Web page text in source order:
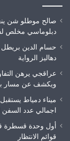
صالح موطلو شن
دبلوماسي مخلص
حسام الدين بريطل
دهاليز الرواية
عراقجي يرهن
ويكشف عن مسار
اجمالي عدد السفن
أول وحدة قسطرة
قوائم الانتظار